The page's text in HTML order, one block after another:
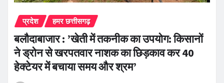
प्रदेश हमर छत्तीसगढ़
बलौदाबाजार : ’खेती में तकनीक का उपयोग: किसानों
ने ड्रोन से खरपतवार नाशक का छिड़काव कर 40
हेक्टेयर में बचाया समय और श्रम’